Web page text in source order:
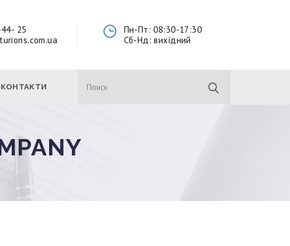
25
Пн-Пт: 08:30-17:30
Cб-Нд: вихідний
КОНТАКТИ